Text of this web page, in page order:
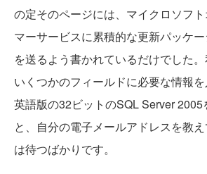
の定そのページには、マイクロソフ
マーサービスに累積的な更新パッケ
を送るよう書かれているだけでした。
いくつかのフィールドに必要な情報
英語版の32ビットのSQL Server 2005
と、自分の電子メールアドレスを教
は待つばかりです。